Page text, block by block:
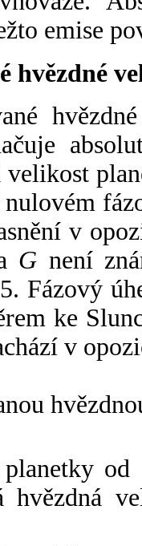
emise
hvězdné
velikost
v
G není
Fázový
ke
v
od
hvězdná